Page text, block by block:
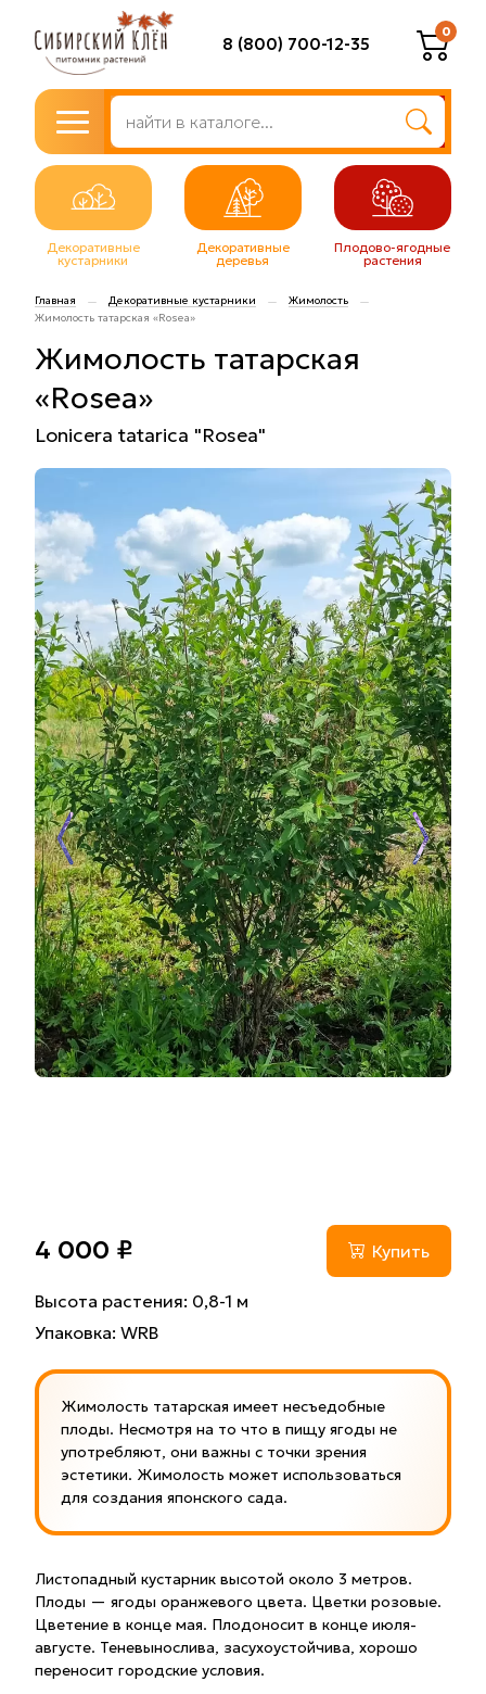
8 (800) 700-12-35
0
Декоративные
кустарники
Декоративные
деревья
Плодово-ягодные
растения
Главная — Декоративные кустарники — Жимолость
—
Жимолость татарская «Rosea»
Жимолость татарская
«Rosea»
Lonicera tatarica "Rosеa"
4 000 ₽ Купить
Высота растения: 0,8-1 м
Упаковка: WRB
Жимолость татарская имеет несъедобные
плоды. Несмотря на то что в пищу ягоды не
употребляют, они важны с точки зрения
эстетики. Жимолость может использоваться
для создания японского сада.
Листопадный кустарник высотой около 3 метров.
Плоды — ягоды оранжевого цвета. Цветки розовые.
Цветение в конце мая. Плодоносит в конце июля-
августе. Теневынослива, засухоустойчива, хорошо
переносит городские условия.